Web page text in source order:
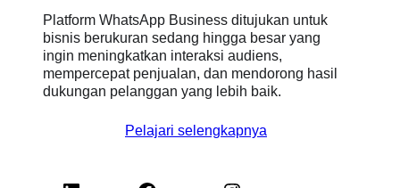
Platform WhatsApp Business ditujukan untuk
bisnis berukuran sedang hingga besar yang
ingin meningkatkan interaksi audiens,
mempercepat penjualan, dan mendorong hasil
dukungan pelanggan yang lebih baik.
Pelajari selengkapnya